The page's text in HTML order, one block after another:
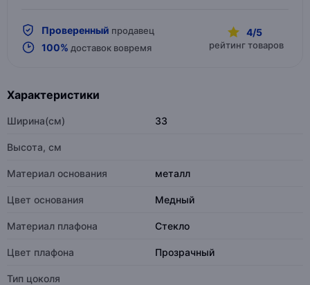
Проверенный продавец
100% доставок вовремя
4/5
рейтинг товаров
Характеристики
Ширина(см) 33
Высота, см
Материал основания металл
Цвет основания Медный
Материал плафона Стекло
Цвет плафона Прозрачный
Тип цоколя